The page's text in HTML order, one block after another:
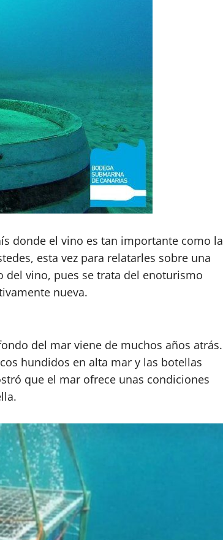
donde el vino es tan importante como la
esta vez para relatarles sobre una
del vino, pues se trata del enoturismo
nueva.
del mar viene de muchos años atrás.
hundidos en alta mar y las botellas
que el mar ofrece unas condiciones